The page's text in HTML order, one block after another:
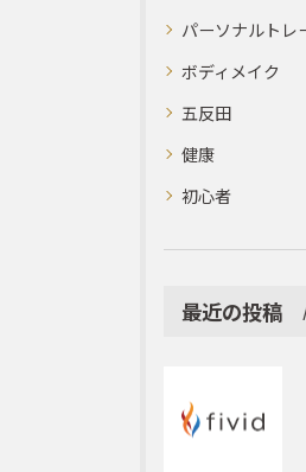
パーソナルトレ
ボディメイク
五反田
健康
初心者
最近の投稿